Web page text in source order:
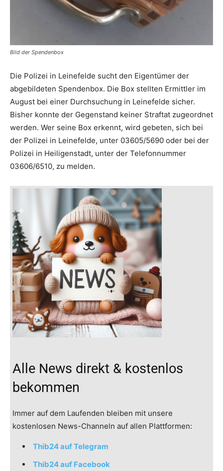
Bild der Spendenbox
Die Polizei in Leinefelde sucht den Eigentümer der
abgebildeten Spendenbox. Die Box stellten Ermittler im
August bei einer Durchsuchung in Leinefelde sicher.
Bisher konnte der Gegenstand keiner Straftat zugeordnet
werden. Wer seine Box erkennt, wird gebeten, sich bei
der Polizei in Leinefelde, unter 03605/5690 oder bei der
Polizei in Heiligenstadt, unter der Telefonnummer
03606/6510, zu melden.
Alle News direkt & kostenlos
bekommen
Immer auf dem Laufenden bleiben mit unsere
kostenlosen News-Channeln auf allen Plattformen:
Thib24 auf Telegram
Thib24 auf Facebook